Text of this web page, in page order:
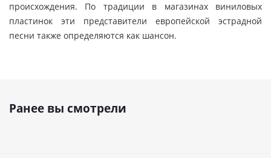
происхождения. По традиции в магазинах виниловых
пластинок эти представители европейской эстрадной
песни также определяются как шансон.
Ранее вы смотрели